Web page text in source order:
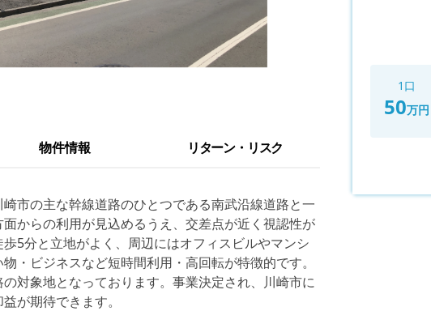
1口
50万円
物件情報 リターン・リスク
崎市の主な幹線道路のひとつである南武沿線道路と一
からの利用が見込めるうえ、交差点が近く視認性が
5分と立地がよく、周辺にはオフィスビルやマンシ
・ビジネスなど短時間利用・高回転が特徴的です。
対象地となっております。事業決定され、川崎市に
が期待できます。